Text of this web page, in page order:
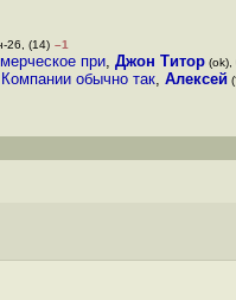
26, (14) –1
при, Джон Титор
обычно так, Алексей